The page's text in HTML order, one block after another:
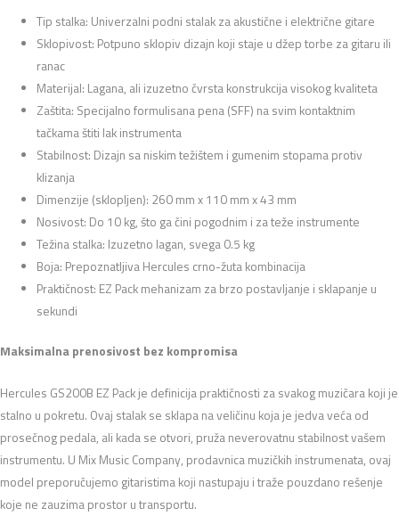
Tip stalka: Univerzalni podni stalak za akustične i električne gitare
Sklopivost: Potpuno sklopiv dizajn koji staje u džep torbe za gitaru ili
ranac
Materijal: Lagana, ali izuzetno čvrsta konstrukcija visokog kvaliteta
Zaštita: Specijalno formulisana pena (SFF) na svim kontaktnim
tačkama štiti lak instrumenta
Stabilnost: Dizajn sa niskim težištem i gumenim stopama protiv
klizanja
Dimenzije (sklopljen): 260 mm x 110 mm x 43 mm
Nosivost: Do 10 kg, što ga čini pogodnim i za teže instrumente
Težina stalka: Izuzetno lagan, svega 0.5 kg
Boja: Prepoznatljiva Hercules crno-žuta kombinacija
Praktičnost: EZ Pack mehanizam za brzo postavljanje i sklapanje u
sekundi
Maksimalna prenosivost bez kompromisa
Hercules GS200B EZ Pack je definicija praktičnosti za svakog muzičara koji je
stalno u pokretu. Ovaj stalak se sklapa na veličinu koja je jedva veća od
prosečnog pedala, ali kada se otvori, pruža neverovatnu stabilnost vašem
instrumentu. U Mix Music Company, prodavnica muzičkih instrumenata, ovaj
model preporučujemo gitaristima koji nastupaju i traže pouzdano rešenje
koje ne zauzima prostor u transportu.